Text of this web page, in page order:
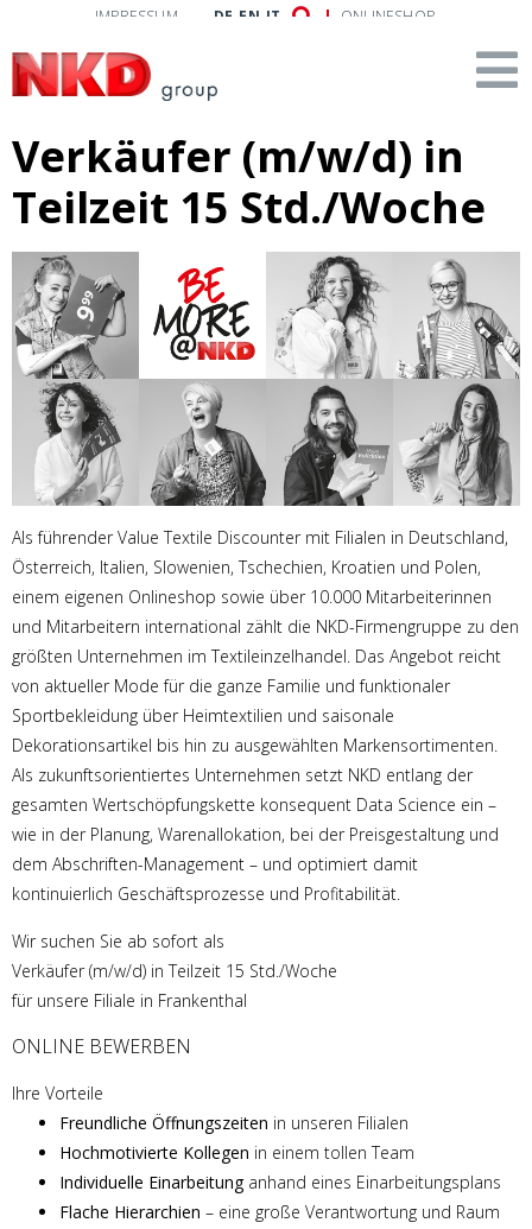
IMPRESSUM DE EN IT ONLINESHOP
Verkäufer (m/w/d) in
Teilzeit 15 Std./Woche
Als führender Value Textile Discounter mit Filialen in Deutschland,
Österreich, Italien, Slowenien, Tschechien, Kroatien und Polen,
einem eigenen Onlineshop sowie über 10.000 Mitarbeiterinnen
und Mitarbeitern international zählt die NKD-Firmengruppe zu den
größten Unternehmen im Textileinzelhandel. Das Angebot reicht
von aktueller Mode für die ganze Familie und funktionaler
Sportbekleidung über Heimtextilien und saisonale
Dekorationsartikel bis hin zu ausgewählten Markensortimenten.
Als zukunftsorientiertes Unternehmen setzt NKD entlang der
gesamten Wertschöpfungskette konsequent Data Science ein –
wie in der Planung, Warenallokation, bei der Preisgestaltung und
dem Abschriften-Management – und optimiert damit
kontinuierlich Geschäftsprozesse und Profitabilität.
Wir suchen Sie ab sofort als
Verkäufer (m/w/d) in Teilzeit 15 Std./Woche
für unsere Filiale in Frankenthal
ONLINE BEWERBEN
Ihre Vorteile
Freundliche Öffnungszeiten in unseren Filialen
Hochmotivierte Kollegen in einem tollen Team
Individuelle Einarbeitunganhand eines Einarbeitungsplans
Flache Hierarchien – eine große Verantwortung und Raum